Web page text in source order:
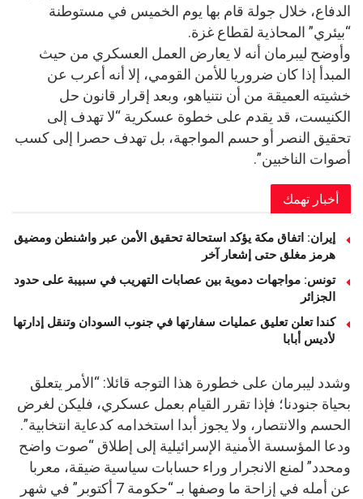
الدفاع، خلال جولة قام بها يوم الخميس في مستوطنة
“بيئري” المحاذية لقطاع غزة.
وأوضح ليبرمان أنه لا يعارض العمل العسكري من حيث
المبدأ إذا كان ضروريا للأمن القومي، إلا أنه أعرب عن
خشيته العميقة من أن نتنياهو، وبعد إقرار قانون حل
الكنيست، قد يقدم على خطوة عسكرية “لا تهدف إلى
تحقيق النصر أو حسم المواجهة، بل تهدف حصرا إلى كسب
أصوات الناخبين”.
أخبار تهمك
إيران: اتفاق مكة يؤكد استحالة تحقيق الأمن عبر واشنطن ومضيق
هرمز مغلق حتى إشعار آخر
تونس: مواجهات دموية بين عصابات التهريب في سبيبة على حدود
الجزائر
كندا تعلن تعليق عمليات سفارتها في جنوب السودان وتنقل إدارتها
لأديس أبابا
وشدد ليبرمان على خطورة هذا التوجه قائلا: “الأمر يتعلق
بحياة جنودنا؛ فإذا تقرر القيام بعمل عسكري، فليكن لغرض
الحسم والانتصار، ولا يجوز أبدا استخدامه كدعاية انتخابية”.
ودعا المؤسسة الأمنية الإسرائيلية إلى إطلاق “صوت واضح
ومحدد” لمنع الانجرار وراء حسابات سياسية ضيقة، معربا
عن أمله في إزاحة ما وصفها بـ “حكومة 7 أكتوبر” في شهر